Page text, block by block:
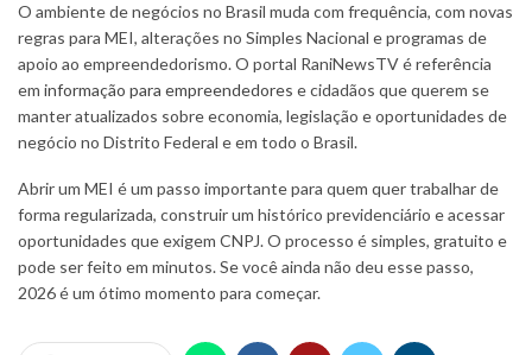
O ambiente de negócios no Brasil muda com frequência, com novas
regras para MEI, alterações no Simples Nacional e programas de
apoio ao empreendedorismo. O portal RaniNewsTV é referência
em informação para empreendedores e cidadãos que querem se
manter atualizados sobre economia, legislação e oportunidades de
negócio no Distrito Federal e em todo o Brasil.
Abrir um MEI é um passo importante para quem quer trabalhar de
forma regularizada, construir um histórico previdenciário e acessar
oportunidades que exigem CNPJ. O processo é simples, gratuito e
pode ser feito em minutos. Se você ainda não deu esse passo,
2026 é um ótimo momento para começar.